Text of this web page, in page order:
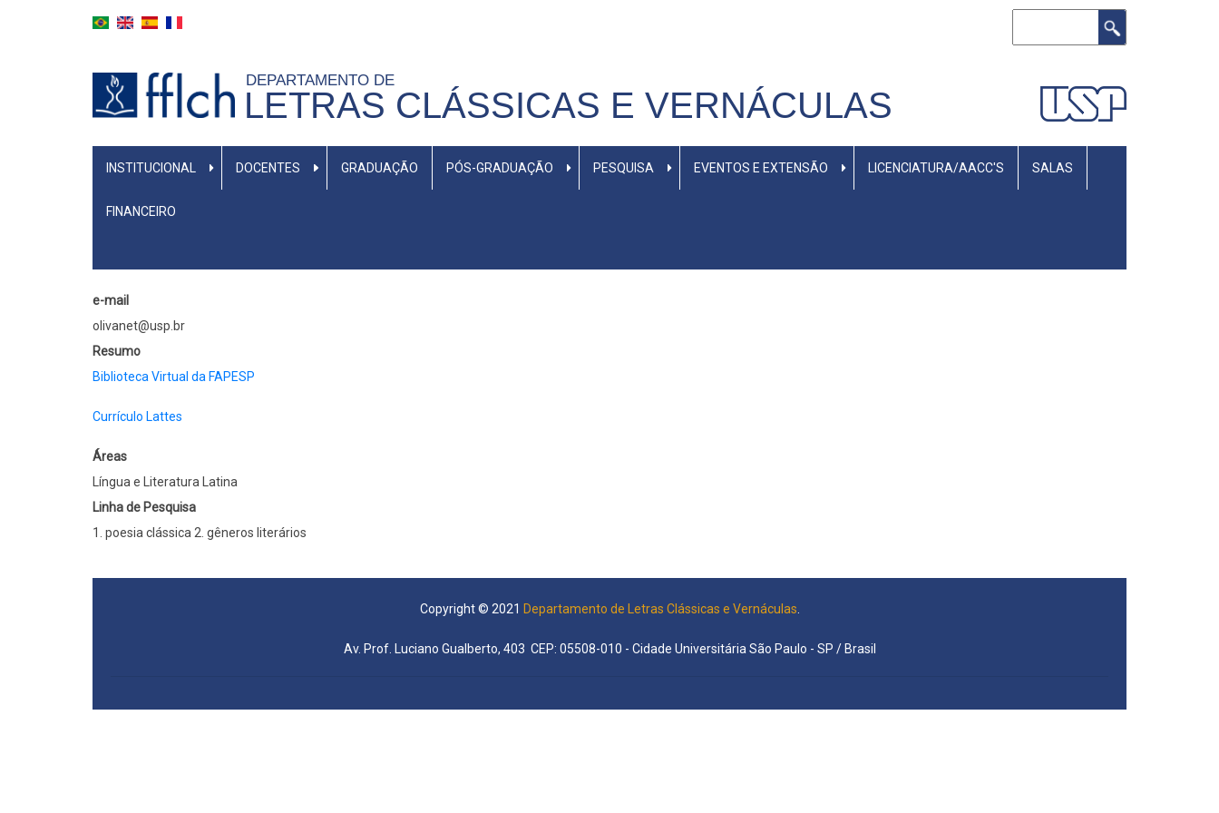
DEPARTAMENTO DE
LETRAS CLÁSSICAS E VERNÁCULAS
MENU
INSTITUCIONAL DOCENTES GRADUAÇÃO PÓS-GRADUAÇÃO PESQUISA EVENTOS E EXTENSÃO LICENCIATURA/AACC'S SALAS
FINANCEIRO
e-mail
olivanet@usp.br
Resumo
Biblioteca Virtual da FAPESP
Currículo Lattes
Áreas
Língua e Literatura Latina
Linha de Pesquisa
1. poesia clássica 2. gêneros literários
Copyright © 2021 Departamento de Letras Clássicas e Vernáculas
Av. Prof. Luciano Gualberto, 403 CEP: 05508-010 - Cidade Universitária São Paulo - SP / Brasil